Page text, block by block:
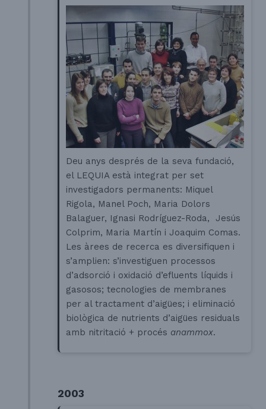
Deu anys després de la seva fundació,
el LEQUIA està integrat per set
investigadors permanents: Miquel
Rigola, Manel Poch, Maria Dolors
Balaguer, Ignasi Rodríguez-Roda, Jesús
Colprim, Maria Martín i Joaquim Comas.
Les àrees de recerca es diversifiquen i
s’amplien: s’investiguen processos
d’adsorció i oxidació d’efluents líquids i
gasosos; tecnologies de membranes
per al tractament d’aigües; i eliminació
biològica de nutrients d’aigües residuals
amb nitritació + procés anammox.
2003